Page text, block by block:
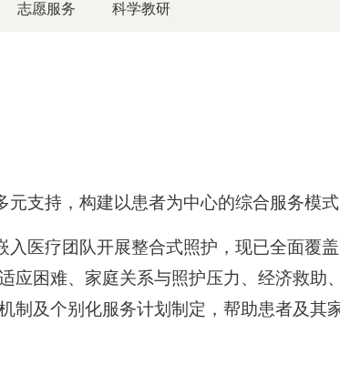
志愿服务 科学教研
支持，构建以患者为中心的综合服务模式
医疗团队开展整合式照护，现已全面覆
应困难、家庭关系与照护压力、经济救助
制及个别化服务计划制定，帮助患者及其